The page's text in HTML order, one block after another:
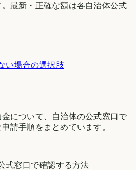
最新・正確な額は各自治体公式
い場合の選択肢
について、自治体の公式窓口で
請手順をまとめています。
式窓口で確認する方法